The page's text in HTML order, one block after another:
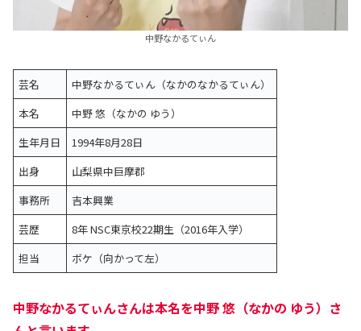
中野なかるてぃん
芸名
中野なかるてぃん（なかのなかるてぃん）
本名
中野 悠（なかの ゆう）
生年月日
1994年8月28日
出身
山梨県中巨摩郡
事務所
吉本興業
芸歴
8年 NSC東京校22期生（2016年入学）
担当
ボケ（向かって左）
中野なかるてぃんさんは本名を中野 悠（なかの ゆう）さ